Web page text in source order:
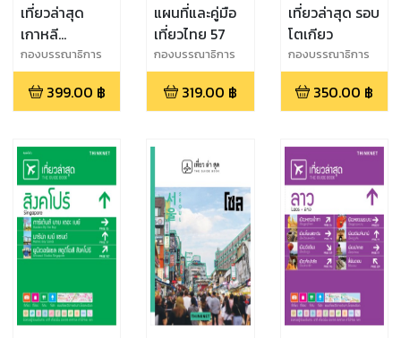
เที่ยวล่าสุด
เกาหลี
EDITION 2
กองบรรณาธิการ
THiNKNET
399.00 ฿
แผนที่และคู่มือ
เที่ยวไทย 57
กองบรรณาธิการ
319.00 ฿
เที่ยวล่าสุด รอบ
โตเกียว
กองบรรณาธิการ
THiNKNET
350.00 ฿